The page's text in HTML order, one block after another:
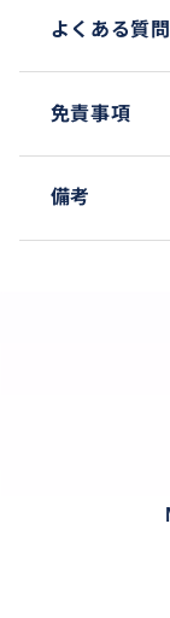
よくある質問
免責事項
備考